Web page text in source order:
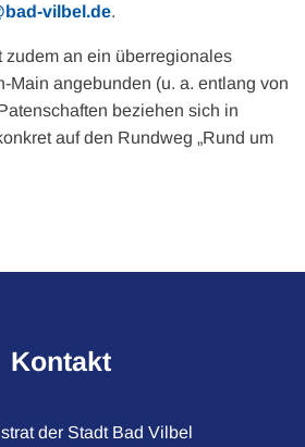
vilbel.de.
an ein überregionales
Main angebunden (u. a. entlang von
beziehen sich in
auf den Rundweg „Rund um
Kontakt
der Stadt Bad Vilbel